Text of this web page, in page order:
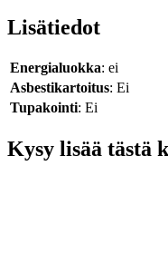
Lisätiedot
Energialuokka: ei
Asbestikartoitus: Ei
Tupakointi: Ei
Kysy lisää tästä